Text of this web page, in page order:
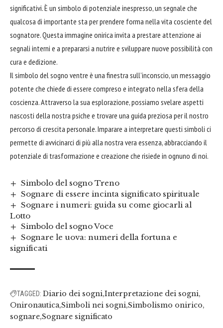
significativi. È un simbolo di potenziale inespresso, un segnale che
qualcosa di importante sta per prendere forma nella vita cosciente del
sognatore. Questa immagine onirica invita a prestare attenzione ai
segnali interni e a prepararsi a nutrire e sviluppare nuove possibilità con
cura e dedizione.
Il simbolo del sogno ventre è una finestra sull’inconscio, un messaggio
potente che chiede di essere compreso e integrato nella sfera della
coscienza. Attraverso la sua esplorazione, possiamo svelare aspetti
nascosti della nostra psiche e trovare una guida preziosa per il nostro
percorso di crescita personale. Imparare a interpretare questi simboli ci
permette di avvicinarci di più alla nostra vera essenza, abbracciando il
potenziale di trasformazione e creazione che risiede in ognuno di noi.
Simbolo del sogno Treno
Sognare di essere incinta significato spirituale
Sognare i numeri: guida su come giocarli al
Lotto
Simbolo del sogno Voce
Sognare le uova: numeri della fortuna e
significati
TAGGED: Diario dei sogni Interpretazione dei sogni
Onironautica Simboli nei sogni Simbolismo onirico
sognare Sognare significato